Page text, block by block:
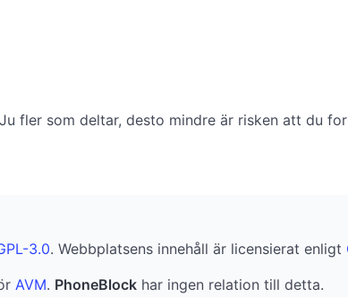
fler som deltar, desto mindre är risken att du
3.0. Webbplatsens innehåll är licensierat enligt
AVM. PhoneBlock har ingen relation till detta.